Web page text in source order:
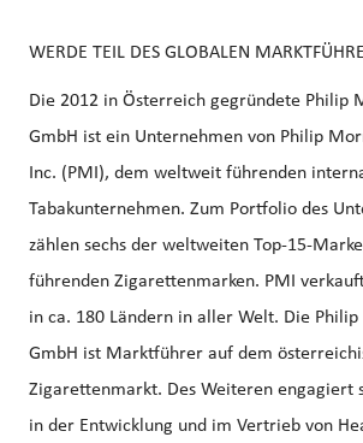
WERDE TEIL DES GLOBALEN
Die 2012 in Österreich gegründete Philip
GmbH ist ein Unternehmen von Philip
Inc. (PMI), dem weltweit führenden
Tabakunternehmen. Zum Portfolio des
zählen sechs der weltweiten Top-15-
führenden Zigarettenmarken. PMI
in ca. 180 Ländern in aller Welt. Die
GmbH ist Marktführer auf dem
Zigarettenmarkt. Des Weiteren engagiert
in der Entwicklung und im Vertrieb von